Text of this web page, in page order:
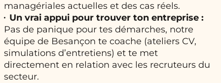
managériales actuelles et des cas réels.
Un vrai appui pour trouver ton entreprise :
Pas de panique pour tes démarches, notre
équipe de Besançon te coache (ateliers CV,
simulations d’entretiens) et te met
directement en relation avec les recruteurs du
secteur.